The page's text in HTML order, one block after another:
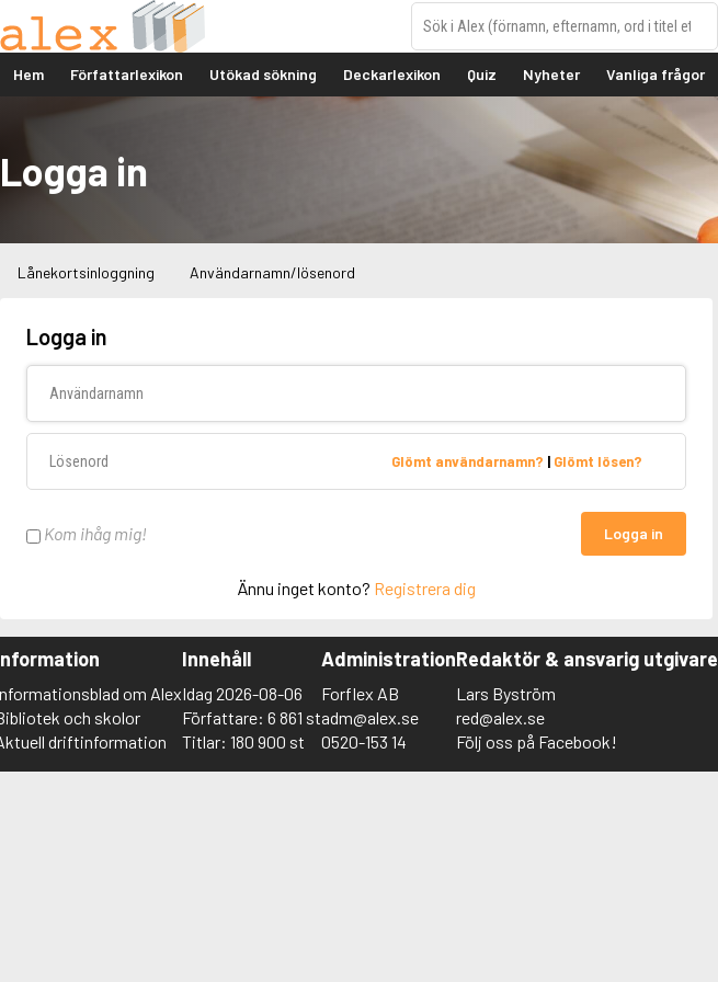
Hem Författarlexikon Utökad sökning Deckarlexikon Quiz Nyheter Vanliga frågor
Logga in
Lånekortsinloggning Användarnamn/lösenord
Logga in
Glömt användarnamn? | Glömt lösen?
Kom ihåg mig! Logga in
Ännu inget konto? Registrera dig
om Alex
och skolor
driftinformation
Innehåll
Idag 2026-08-06
Författare: 6 861 st
Titlar: 180 900 st
Administration
Forflex AB
adm@alex.se
0520-153 14
Redaktör & ansvarig utgivare
Lars Byström
red@alex.se
Följ oss på Facebook!